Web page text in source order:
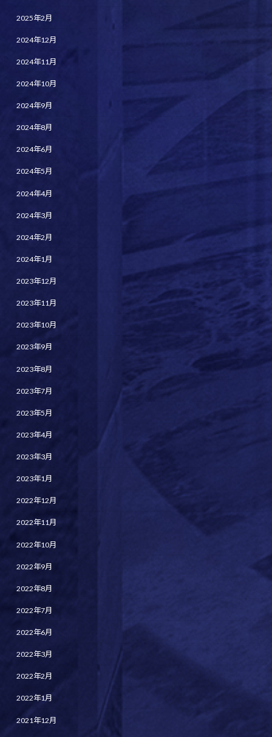
2025年2月
2024年12月
2024年11月
2024年10月
2024年9月
2024年8月
2024年6月
2024年5月
2024年4月
2024年3月
2024年2月
2024年1月
2023年12月
2023年11月
2023年10月
2023年9月
2023年8月
2023年7月
2023年5月
2023年4月
2023年3月
2023年1月
2022年12月
2022年11月
2022年10月
2022年9月
2022年8月
2022年7月
2022年6月
2022年3月
2022年2月
2022年1月
2021年12月